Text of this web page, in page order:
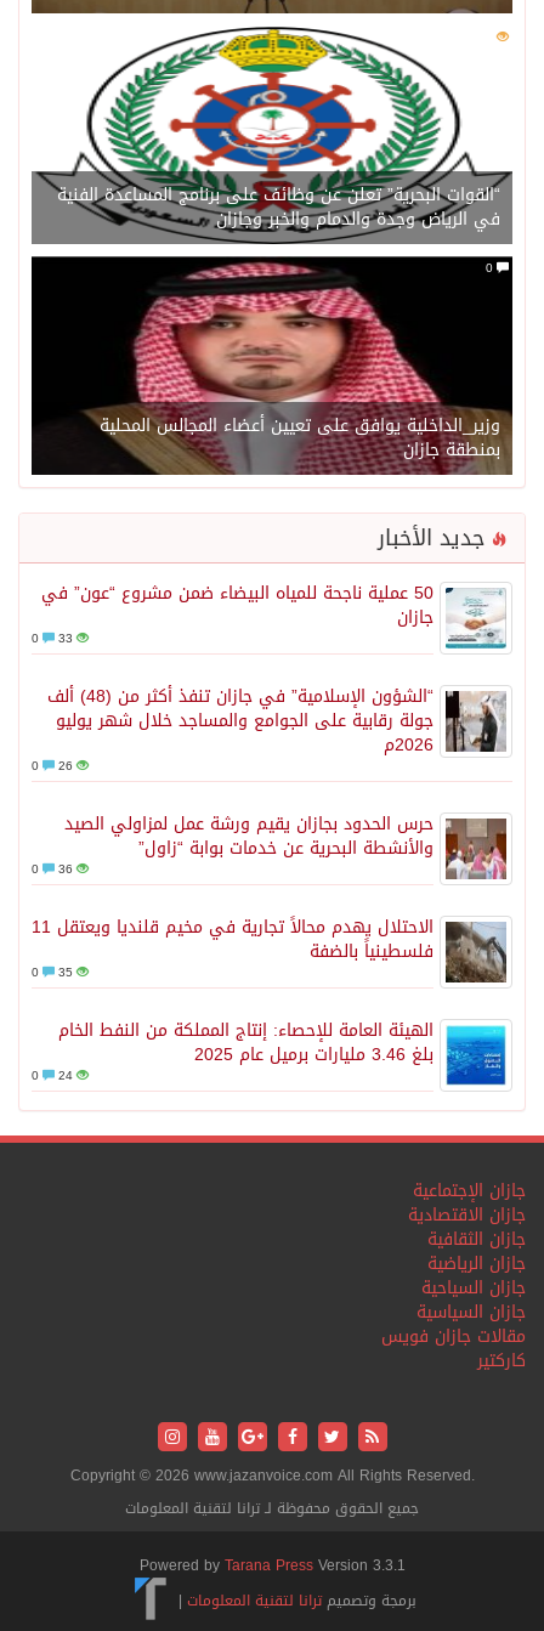
202
“القوات البحرية” تعلن عن وظائف على برنامج المساعدة الفنية
في الرياض وجدة والدمام والخبر وجازان
وزير_الداخلية يوافق على تعيين أعضاء المجالس المحلية
بمنطقة جازان
جديد الأخبار
50 عملية ناجحة للمياه البيضاء ضمن مشروع “عون” في
جازان
33
“الشؤون الإسلامية” في جازان تنفذ أكثر من (48) ألف
جولة رقابية على الجوامع والمساجد خلال شهر يوليو
2026م
26
حرس الحدود بجازان يقيم ورشة عمل لمزاولي الصيد
والأنشطة البحرية عن خدمات بوابة “زاول”
36
الاحتلال يهدم محالاً تجارية في مخيم قلنديا ويعتقل 11
فلسطينياً بالضفة
35
الهيئة العامة للإحصاء: إنتاج المملكة من النفط الخام
بلغ 3.46 مليارات برميل عام 2025
24
جازان الإجتماعية
جازان الاقتصادية
جازان الثقافية
جازان الرياضية
جازان السياحية
جازان السياسية
مقالات جازان فويس
كاركتير
Copyright © 2026 www.jazanvoice.com All Rights Reserved.
جميع الحقوق محفوظة لـ ترانا لتقنية المعلومات
Powered byTarana PressVersion 3.3.1
برمجة وتصميمترانا لتقنية المعلومات |